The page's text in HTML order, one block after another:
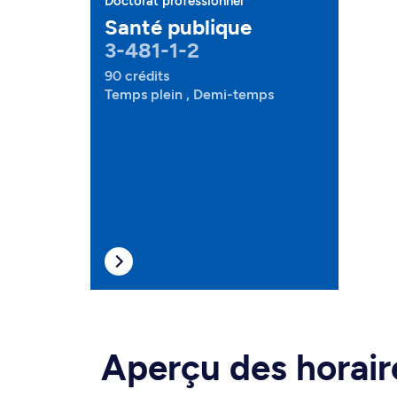
Santé publique
3-481-1-2
90 crédits
Temps plein , Demi-temps
Aperçu des